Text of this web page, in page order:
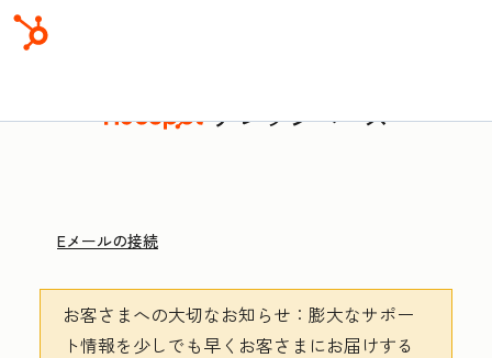
ナレッジベース
Eメールの接続
お客さまへの大切なお知らせ ：膨大なサポー
ト情報を少しでも早くお客さまにお届けする